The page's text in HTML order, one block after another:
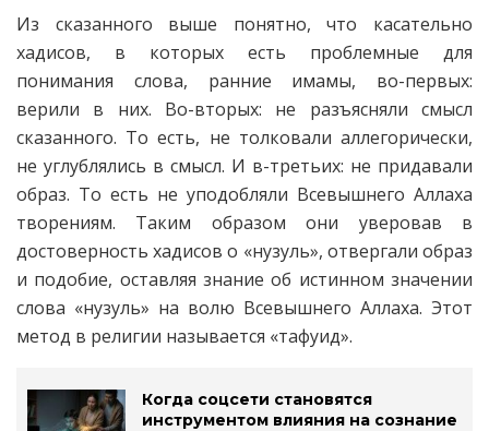
Из сказанного выше понятно, что касательно
хадисов, в которых есть проблемные для
понимания слова, ранние имамы, во-первых:
верили в них. Во-вторых: не разъясняли смысл
сказанного. То есть, не толковали аллегорически,
не углублялись в смысл. И в-третьих: не придавали
образ. То есть не уподобляли Всевышнего Аллаха
творениям. Таким образом они уверовав в
достоверность хадисов о «нузуль», отвергали образ
и подобие, оставляя знание об истинном значении
слова «нузуль» на волю Всевышнего Аллаха. Этот
метод в религии называется «тафуид».
Когда соцсети становятся
инструментом влияния на сознание